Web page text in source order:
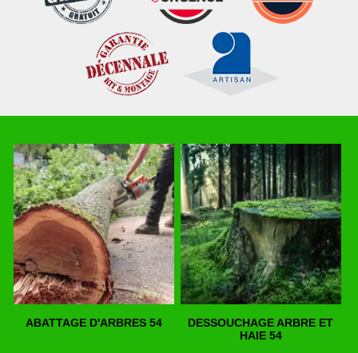
ABATTAGE D'ARBRES 54
DESSOUCHAGE ARBRE ET
HAIE 54